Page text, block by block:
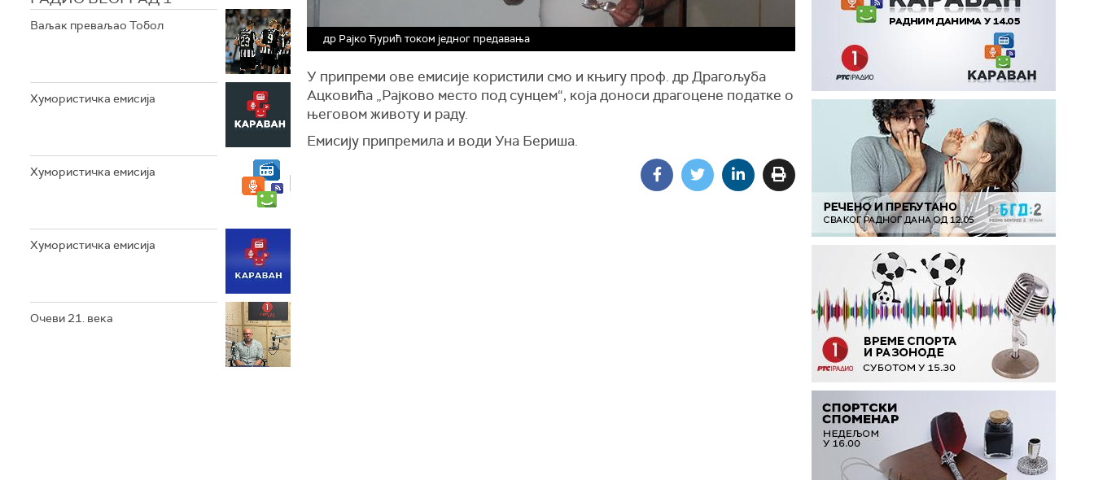
Ваљак преваљао Тобол
Хумористичка емисија
Хумористичка емисија
Хумористичка емисија
Очеви 21. века
др Рајко Ђурић током једног предавања
У припреми ове емисије користили смо и књигу проф. др Драгољуба
Ацковића „Рајково место под сунцем“, која доноси драгоцене податке о
његовом животу и раду.
Емисију припремила и води Уна Бериша.